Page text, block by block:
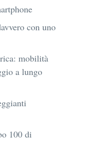
con uno
mobilità
a lungo
100 di